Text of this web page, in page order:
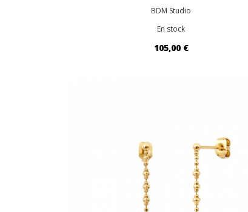
BDM Studio
En stock
105,00 €